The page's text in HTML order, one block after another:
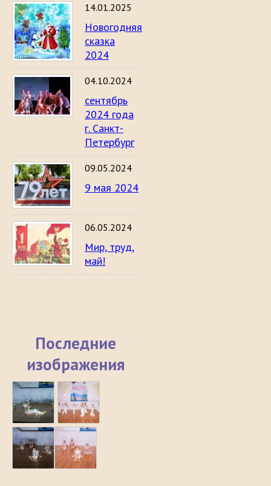
14.01.2025
Новогодняя
сказка
2024
04.10.2024
сентябрь
2024 года
г. Санкт-
Петербург
09.05.2024
9 мая 2024
06.05.2024
Мир, труд,
май!
Последние
изображения